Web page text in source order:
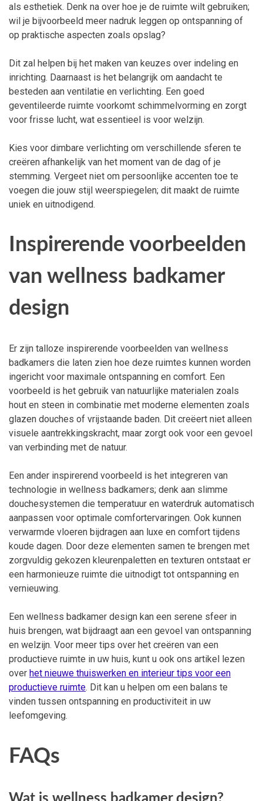
als esthetiek. Denk na over hoe je de ruimte wilt gebruiken;
wil je bijvoorbeeld meer nadruk leggen op ontspanning of
op praktische aspecten zoals opslag?
Dit zal helpen bij het maken van keuzes over indeling en
inrichting. Daarnaast is het belangrijk om aandacht te
besteden aan ventilatie en verlichting. Een goed
geventileerde ruimte voorkomt schimmelvorming en zorgt
voor frisse lucht, wat essentieel is voor welzijn.
Kies voor dimbare verlichting om verschillende sferen te
creëren afhankelijk van het moment van de dag of je
stemming. Vergeet niet om persoonlijke accenten toe te
voegen die jouw stijl weerspiegelen; dit maakt de ruimte
uniek en uitnodigend.
Inspirerende voorbeelden
van wellness badkamer
design
Er zijn talloze inspirerende voorbeelden van wellness
badkamers die laten zien hoe deze ruimtes kunnen worden
ingericht voor maximale ontspanning en comfort. Een
voorbeeld is het gebruik van natuurlijke materialen zoals
hout en steen in combinatie met moderne elementen zoals
glazen douches of vrijstaande baden. Dit creëert niet alleen
visuele aantrekkingskracht, maar zorgt ook voor een gevoel
van verbinding met de natuur.
Een ander inspirerend voorbeeld is het integreren van
technologie in wellness badkamers; denk aan slimme
douchesystemen die temperatuur en waterdruk automatisch
aanpassen voor optimale comfortervaringen. Ook kunnen
verwarmde vloeren bijdragen aan luxe en comfort tijdens
koude dagen. Door deze elementen samen te brengen met
zorgvuldig gekozen kleurenpaletten en texturen ontstaat er
een harmonieuze ruimte die uitnodigt tot ontspanning en
vernieuwing.
Een wellness badkamer design kan een serene sfeer in
huis brengen, wat bijdraagt aan een gevoel van ontspanning
en welzijn. Voor meer tips over het creëren van een
productieve ruimte in uw huis, kunt u ook ons artikel lezen
over het nieuwe thuiswerken en interieur tips voor een
productieve ruimte. Dit kan u helpen om een balans te
vinden tussen ontspanning en productiviteit in uw
leefomgeving.
FAQs